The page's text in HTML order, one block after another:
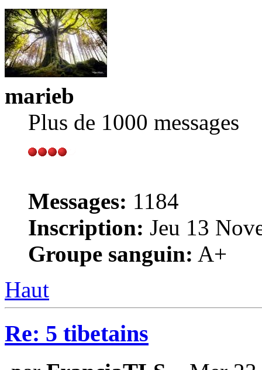
marieb
Plus de 1000 messages
Messages: 1184
Inscription: Jeu 13
Groupe sanguin: A+
Haut
Re: 5 tibetains